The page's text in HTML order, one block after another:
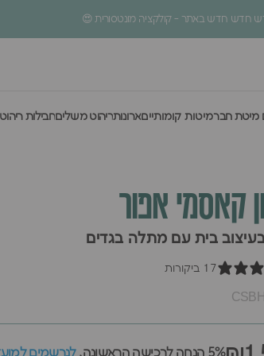
5% הנחה לרכישה הראשונה
מיטת חברמיטות קומותייםארונותריהוט משליםחבילות
קאסמי אפור
בעיצוב בית עם מתלה בגדים
17 ביקורות